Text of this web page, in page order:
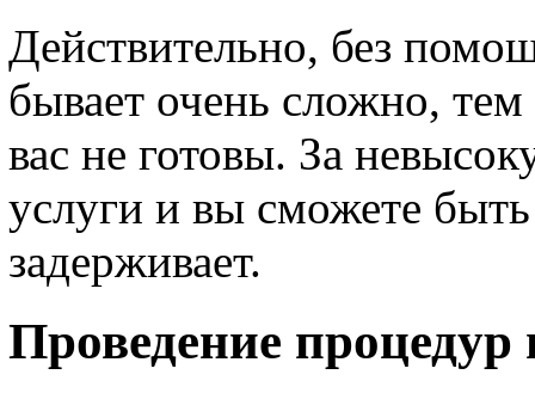
Действительно, без
бывает очень сложно,
вас не готовы. За
услуги и вы сможете
задерживает.
Проведение процедур